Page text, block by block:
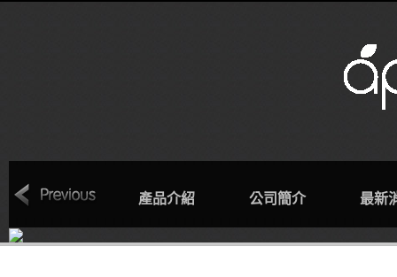
回首頁 產品介紹 公司簡介 最新